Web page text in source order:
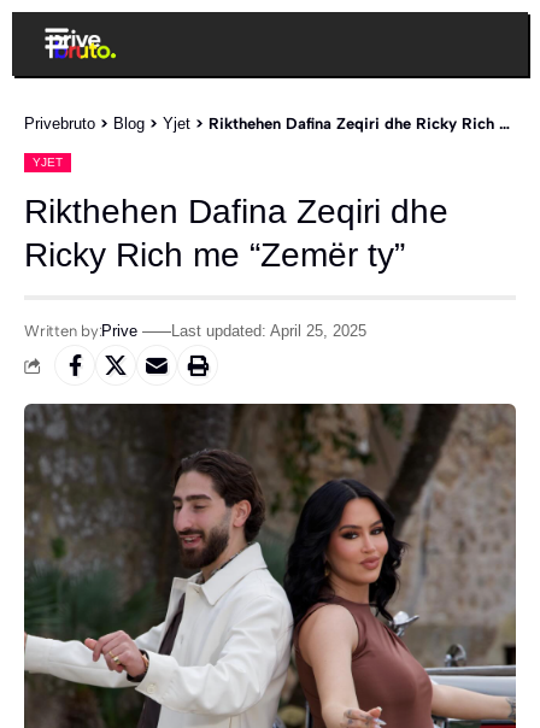
Privebruto > Blog > Yjet > Rikthehen Dafina Zeqiri dhe Ricky Rich me “Zemër ty”
YJET
Rikthehen Dafina Zeqiri dhe
Ricky Rich me “Zemër ty”
Written by:Prive Last updated: April 25, 2025